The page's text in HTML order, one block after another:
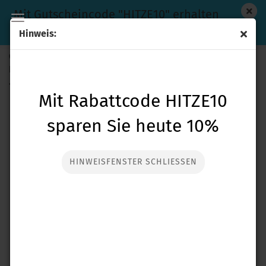
Hinweis:
Mit Rabattcode HITZE10
sparen Sie heute 10%
HINWEISFENSTER SCHLIESSEN
Mit Gutscheincode "HITZE10" erhalten
Sie heute 10% Rabatt auf den Einkauf
Garrett ACE 300i+ Metalldetektor & Pinpointer PRO-